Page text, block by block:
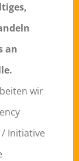
an
wir
Initiative